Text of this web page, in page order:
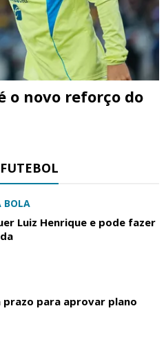
o novo reforço do
BOLA
Luiz Henrique e pode fazer
para aprovar plano